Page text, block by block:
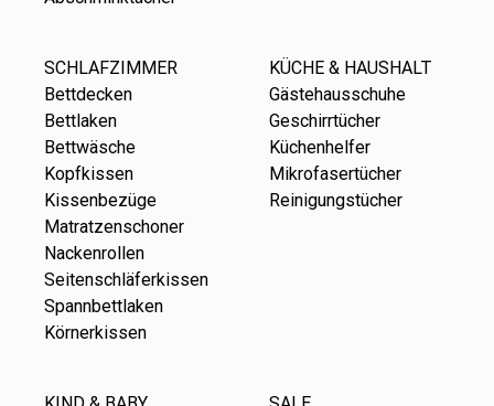
SCHLAFZIMMER
Bettdecken
Bettlaken
Bettwäsche
Kopfkissen
Kissenbezüge
Matratzenschoner
Nackenrollen
Seitenschläferkissen
Spannbettlaken
Körnerkissen
KÜCHE & HAUSHALT
Gästehausschuhe
Geschirrtücher
Küchenhelfer
Mikrofasertücher
Reinigungstücher